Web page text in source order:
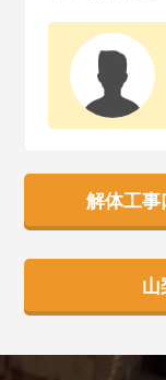
解体工